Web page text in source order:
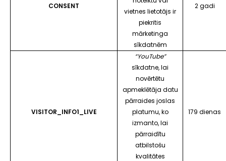
CONSENT
vietnes lietotājs ir
piekritis
mārketinga
sīkdatnēm
2 gadi
VISITOR_INFO1_LIVE
“YouTube”
sīkdatne, lai
novērtētu
apmeklētāja datu
pārraides joslas
platumu, ko
izmanto, lai
pārraidītu
atbilstošu
kvalitātes
179 dienas